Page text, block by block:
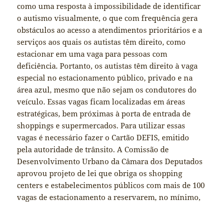
como uma resposta à impossibilidade de identificar
o autismo visualmente, o que com frequência gera
obstáculos ao acesso a atendimentos prioritários e a
serviços aos quais os autistas têm direito, como
estacionar em uma vaga para pessoas com
deficiência. Portanto, os autistas têm direito à vaga
especial no estacionamento público, privado e na
área azul, mesmo que não sejam os condutores do
veículo. Essas vagas ficam localizadas em áreas
estratégicas, bem próximas à porta de entrada de
shoppings e supermercados. Para utilizar essas
vagas é necessário fazer o Cartão DEFIS, emitido
pela autoridade de trânsito. A Comissão de
Desenvolvimento Urbano da Câmara dos Deputados
aprovou projeto de lei que obriga os shopping
centers e estabelecimentos públicos com mais de 100
vagas de estacionamento a reservarem, no mínimo,